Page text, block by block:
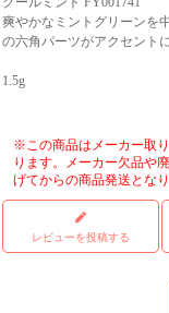
爽やかなミントグリーンを
の六角パーツがアクセントに
1.5g
※この商品はメーカー取
ります。メーカー欠品や
げてからの商品発送とな
レビューを投稿する